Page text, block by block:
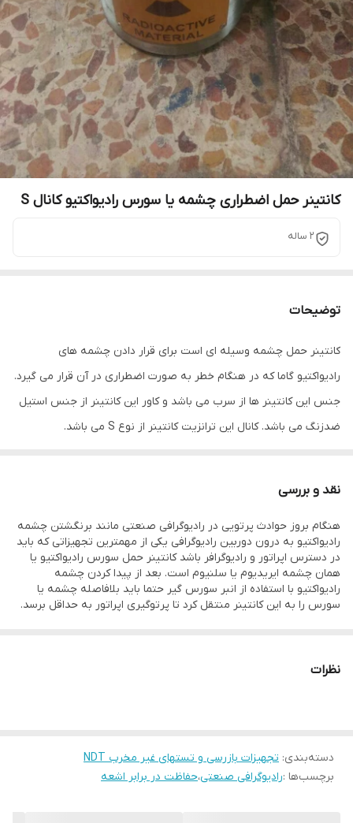
کانتینر حمل اضطراری چشمه یا سورس رادیواکتیو کانال S
2 ساله
توضیحات
کانتینر حمل چشمه وسیله ای است برای قرار دادن چشمه های
رادیواکتیو گاما که در هنگام خطر به صورت اضطراری در آن قرار می گیرد.
جنس این کانتینر ها از سرب می باشد و کاور این کانتینر از جنس استیل
ضدزنگ می باشد. کانال این ترانزیت کانتینر از نوع S می باشد.
نقد و بررسی
هنگام بروز حوادث پرتویی در رادیوگرافی صنعتی مانند برنگشتن چشمه
رادیواکتیو به درون دوربین رادیوگرافی یکی از مهمترین تجهیزاتی که باید
در دسترس اپراتور و رادیوگرافر باشد کانتینر حمل سورس رادیواکتیو یا
همان چشمه ایریدیوم یا سلنیوم است. بعد از پیدا کردن چشمه
رادیواکتیو با استفاده از انبر سورس گیر حتما باید بلافاصله چشمه یا
سورس را به این کانتینر منتقل کرد تا پرتوگیری اپراتور به حداقل برسد.
نظرات
دسته‌بندی: تجهیزات بازرسی و تستهای غیر مخرب NDT
برچسب‌ها :رادیوگرافی صنعتی،حفاظت در برابر اشعه